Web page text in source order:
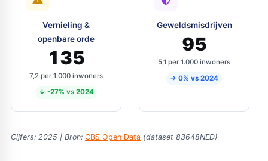
Vernieling &
openbare orde
135
7,2 per 1.000 inwoners
↓ -27% vs 2024
Geweldsmisdrijven
95
5,1 per 1.000 inwoners
→ 0% vs 2024
Cijfers: 2025 | Bron: CBS Open Data (dataset 83648NED)